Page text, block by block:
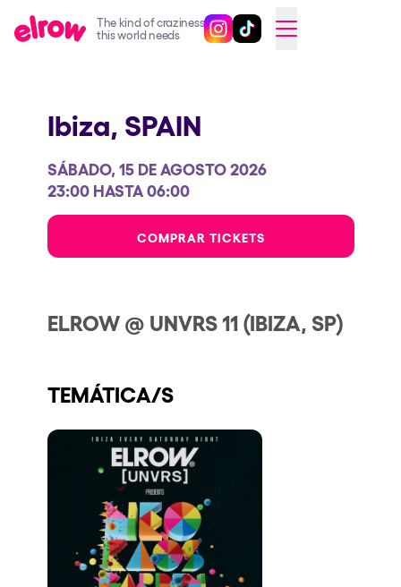
The kind of craziness
this world needs
Sigue @elrowofficial en
Sigue @elrowofficial en
SWITCH TO ENGLISH
elrow Ibiza x [UNVRS] 2026
elrow Town 2026
Snowrow Festival 2026
elrow Island 2026
elrow Shop
Our Creative World
Sostenibilidad
Quienes somos
¿Quieres trabajar con nosotros?
elrow News
Síguenos en tiktok
Síguenos en facebook
Síguenos en instagram
Síguenos en twitter
Síguenos en linkedin
Síguenos en youtube
Ibiza, SPAIN
SÁBADO, 15 DE AGOSTO 2026
23:00 HASTA 06:00
COMPRAR TICKETS
ELROW @ UNVRS 11 (IBIZA, SP)
TEMÁTICA/S